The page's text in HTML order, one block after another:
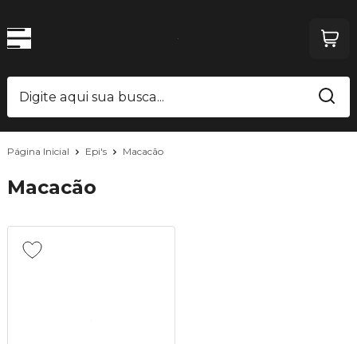
Página Inicial Epi's Macacão
Macacão